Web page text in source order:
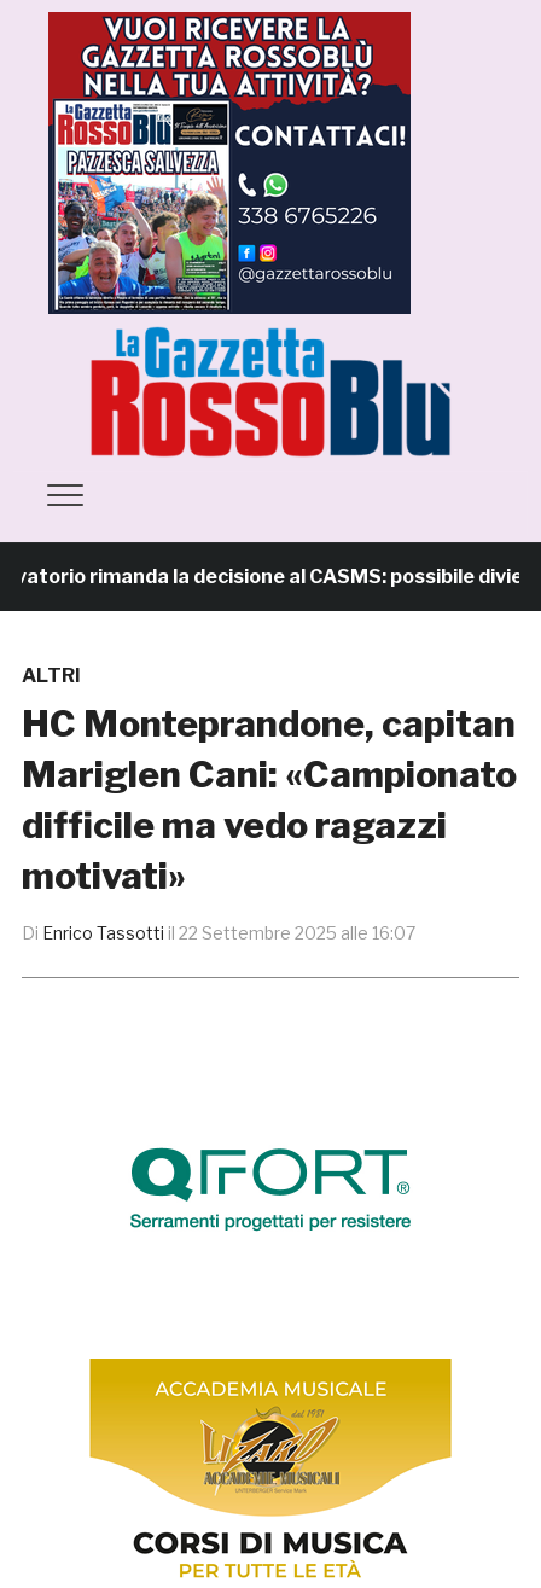
rimanda la decisione al CASMS: possibile divieto
ALTRI
HC Monteprandone, capitan
Mariglen Cani: «Campionato
difficile ma vedo ragazzi
motivati»
Di Enrico Tassotti il 22 Settembre 2025 alle 16:07